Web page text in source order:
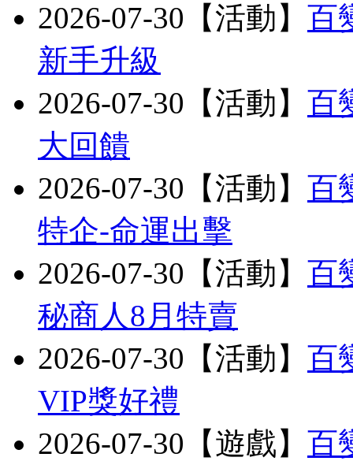
2026-07-30【活動】 百
新手升級
2026-07-30【活動】 百
大回饋
2026-07-30【活動】 百
特企-命運出擊
2026-07-30【活動】 百
秘商人8月特賣
2026-07-30【活動】 百
VIP獎好禮
2026-07-30【遊戲】 百